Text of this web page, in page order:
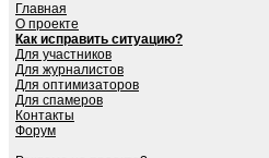
Главная
О проекте
Как исправить ситуацию?
Для участников
Для журналистов
Для оптимизаторов
Для спамеров
Контакты
Форум